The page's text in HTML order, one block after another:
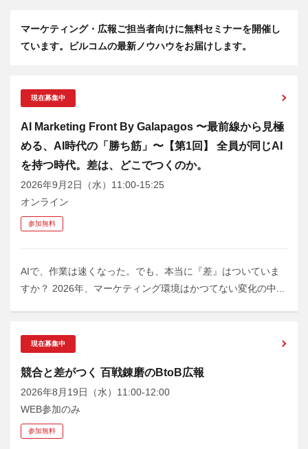
マーケティング・広報ご担当者向けに無料セミナーを開催し
ています。ビルコムの最新ノウハウをお届けします。
現在募集中
AI Marketing Front By Galapagos 〜最前線から見極
める、AI時代の「勝ち筋」〜【第1回】 全員が同じAI
を持つ時代。差は、どこでつくのか。
2026年9月2日（水）11:00-15:25
オンライン
参加無料
AIで、作業は速くなった。でも、本当に『差』はついていま
すか？ 2026年、マーケティング環境はかつてない変化の中...
現在募集中
競合と差がつく 百戦錬磨のBtoB広報
2026年8月19日（水）11:00-12:00
WEB参加のみ
参加無料